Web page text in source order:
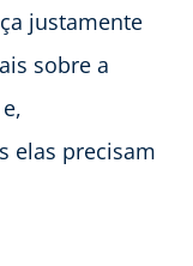
justamente
sobre a
elas precisam